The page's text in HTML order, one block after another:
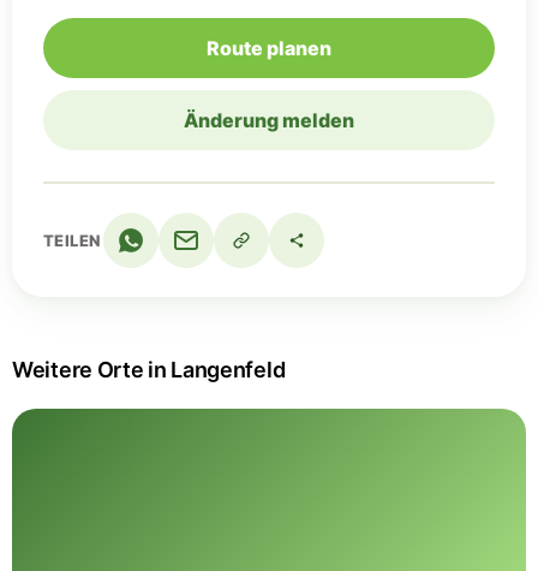
Route planen(Google Maps, öffnet
Änderung melden
TEILEN
Weitere Orte in Langenfeld